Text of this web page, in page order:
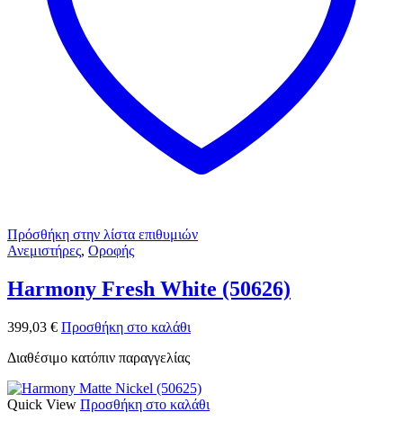
Πρόσθήκη στην λίστα επιθυμιών
Ανεμιστήρες, Οροφής
Harmony Fresh White (50626)
399,03 € Προσθήκη στο καλάθι
Διαθέσιμο κατόπιν παραγγελίας
Quick View Προσθήκη στο καλάθι